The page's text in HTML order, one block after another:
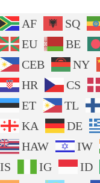
AF SQ
EU
BE
CEB
NY
HR
CS
ET
TL
KA
DE
HAW
IW
IS
IG ID